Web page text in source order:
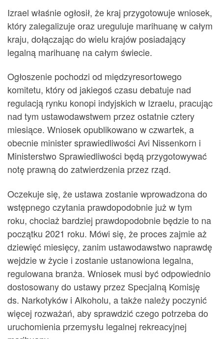
Izrael właśnie ogłosił, że kraj przygotowuje wniosek,
który zalegalizuje oraz ureguluje marihuanę w całym
kraju, dołączając do wielu krajów posiadający
legalną marihuanę na całym świecie.
Ogłoszenie pochodzi od międzyresortowego
komitetu, który od jakiegoś czasu debatuje nad
regulacją rynku konopi indyjskich w Izraelu, pracując
nad tym ustawodawstwem przez ostatnie cztery
miesiące. Wniosek opublikowano w czwartek, a
obecnie minister sprawiedliwości Avi Nissenkorn i
Ministerstwo Sprawiedliwości będą przygotowywać
notę ​​prawną do zatwierdzenia przez rząd.
Oczekuje się, że ustawa zostanie wprowadzona do
wstępnego czytania prawdopodobnie już w tym
roku, chociaż bardziej prawdopodobnie będzie to na
początku 2021 roku. Mówi się, że proces zajmie aż
dziewięć miesięcy, zanim ustawodawstwo naprawdę
wejdzie w życie i zostanie ustanowiona legalna,
regulowana branża. Wniosek musi być odpowiednio
dostosowany do ustawy przez Specjalną Komisję
ds. Narkotyków i Alkoholu, a także należy poczynić
więcej rozważań, aby sprawdzić czego potrzeba do
uruchomienia przemysłu legalnej rekreacyjnej